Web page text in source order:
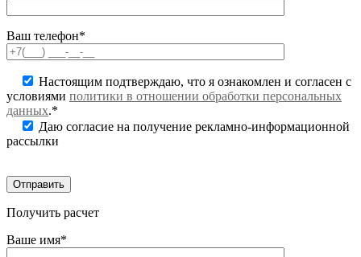
Ваш телефон*
Настоящим подтверждаю, что я ознакомлен и согласен с
условиями политики в отношении обработки персональных
данных.*
Даю согласие на получение рекламно-информационной
рассылки
Получить расчет
Ваше имя*